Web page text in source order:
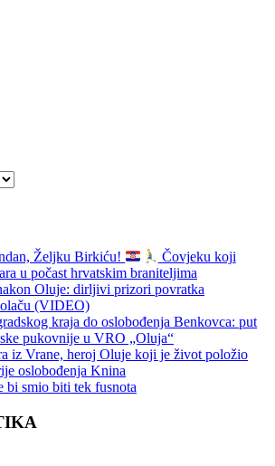
Željku Birkiću!
Čovjeku koji
u počast hrvatskim braniteljima
Oluje: dirljivi prizori povratka
(VIDEO)
kraja do oslobođenja Benkovca: put
pukovnije u VRO „Oluja“
iz Vrane, heroj Oluje koji je život položio
oslobođenja Knina
bi smio biti tek fusnota